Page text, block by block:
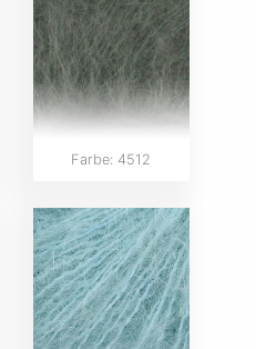
Farbe: 4512